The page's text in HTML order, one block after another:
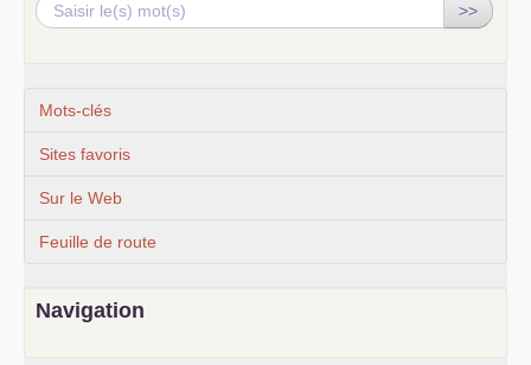
>>
Mots-clés
Sites favoris
Sur le Web
Feuille de route
Navigation